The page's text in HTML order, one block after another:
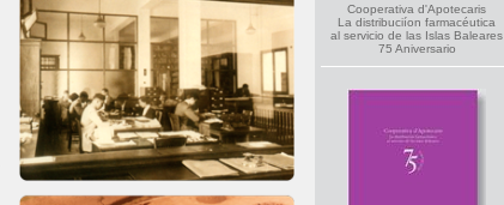
Cooperativa d'Apotecaris
La distribuciíon farmacéutica
al servicio de las Islas Baleares
75 Aniversario